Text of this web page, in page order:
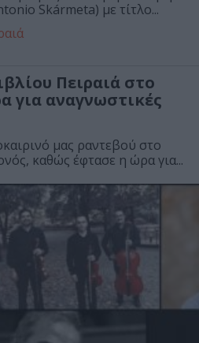
Skármeta) με τίτλο...
Πειραιά στο
για αναγνωστικές
μας ραντεβού στο
καθώς έφτασε η ώρα για...